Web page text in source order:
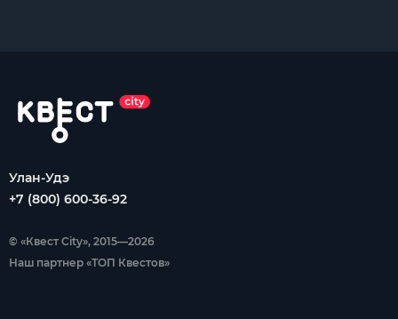
Улан-Удэ
+7 (800) 600-36-92
© «Квест City», 2015—2026
Наш партнер «ТОП Квестов»